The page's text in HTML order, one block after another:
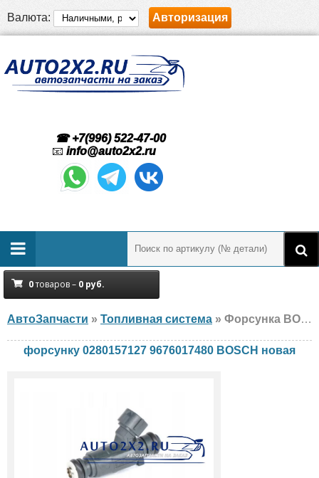
Валюта: Авторизация
☎ +7(996) 522-47-00
📧 info@auto2x2.ru
0товаров – 0 руб.
АвтоЗапчасти » Топливная система » Форсунка BOSCH 0280157127 9676017480 Citroen, Peugeot, Opel, новая
форсунку 0280157127 9676017480 BOSCH новая